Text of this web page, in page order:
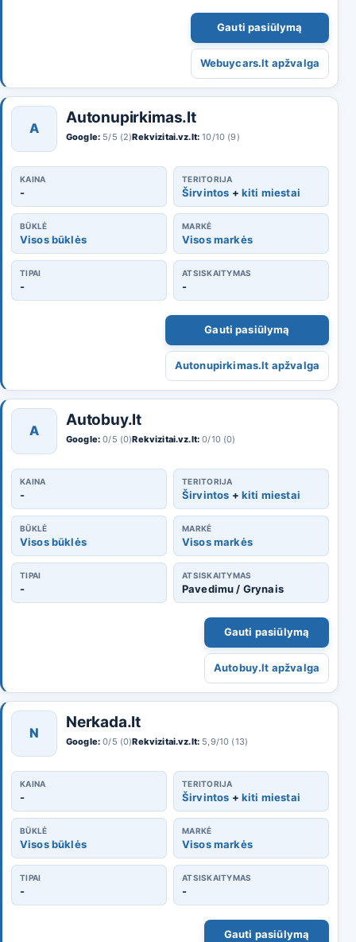
Gauti pasiūlymą
Webuycars.lt apžvalga
A
Autonupirkimas.lt
Google: 5/5 (2)Rekvizitai.vz.lt: 10/10 (9)
KAINA
-
TERITORIJA
Širvintos + kiti miestai
BŪKLĖ
Visos būklės
MARKĖ
Visos markės
TIPAI
-
ATSISKAITYMAS
-
Gauti pasiūlymą
Autonupirkimas.lt apžvalga
A
Autobuy.lt
Google: 0/5 (0)Rekvizitai.vz.lt: 0/10 (0)
KAINA
-
TERITORIJA
Širvintos + kiti miestai
BŪKLĖ
Visos būklės
MARKĖ
Visos markės
TIPAI
-
ATSISKAITYMAS
Pavedimu / Grynais
Gauti pasiūlymą
Autobuy.lt apžvalga
N
Nerkada.lt
Google: 0/5 (0)Rekvizitai.vz.lt: 5,9/10 (13)
KAINA
-
TERITORIJA
Širvintos + kiti miestai
BŪKLĖ
Visos būklės
MARKĖ
Visos markės
TIPAI
-
ATSISKAITYMAS
-
Gauti pasiūlymą